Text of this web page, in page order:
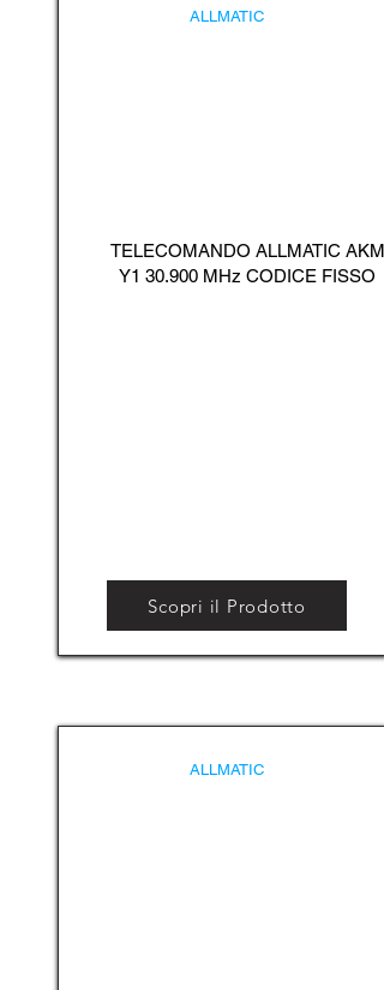
ALLMATIC
TELECOMANDO ALLMATIC AKM
Y1 30.900 MHz CODICE FISSO
Scopri il Prodotto
ALLMATIC